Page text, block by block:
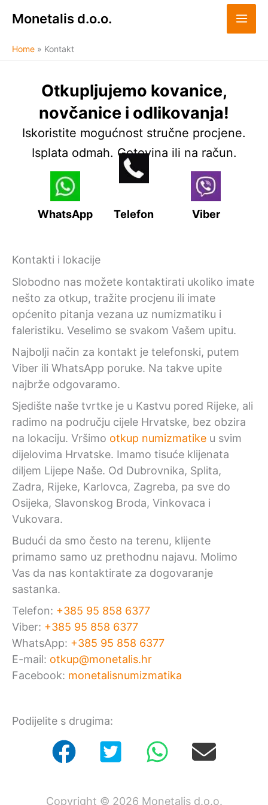
Monetalis d.o.o.
Home Kontakt
Otkupljujemo kovanice,
novčanice i odlikovanja!
Iskoristite mogućnost stručne procjene.
Isplata odmah. Gotovina ili na račun.
WhatsApp Viber
Telefon
Kontakti i lokacije
Slobodno nas možete kontaktirati ukoliko imate
nešto za otkup, tražite procjenu ili imate
općenito pitanja vezana uz numizmatiku i
faleristiku. Veselimo se svakom Vašem upitu.
Najbolji način za kontakt je telefonski, putem
Viber ili WhatsApp poruke. Na takve upite
najbrže odgovaramo.
Sjedište naše tvrtke je u Kastvu pored Rijeke, ali
radimo na području cijele Hrvatske, bez obzira
na lokaciju. Vršimo otkup numizmatike u svim
dijelovima Hrvatske. Imamo tisuće klijenata
diljem Lijepe Naše. Od Dubrovnika, Splita,
Zadra, Rijeke, Karlovca, Zagreba, pa sve do
Osijeka, Slavonskog Broda, Vinkovaca i
Vukovara.
Budući da smo često na terenu, klijente
primamo samo uz prethodnu najavu. Molimo
Vas da nas kontaktirate za dogovaranje
sastanka.
Telefon: +385 95 858 6377
Viber: +385 95 858 6377
WhatsApp: +385 95 858 6377
E-mail: otkup@monetalis.hr
Facebook: monetalisnumizmatika
Podijelite s drugima:
Copyright © 2026 Monetalis d.o.o.